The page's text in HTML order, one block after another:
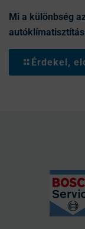
Mi a különbség
Érdekel,